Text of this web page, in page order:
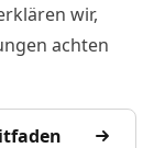
wir,
achten